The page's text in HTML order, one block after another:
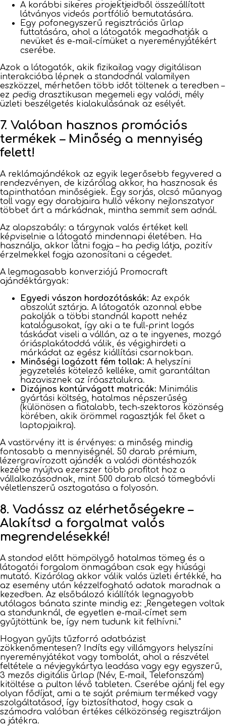
A korábbi sikeres projektjeidből összeállított
látványos videós portfólió bemutatására.
Egy pofonegyszerű regisztrációs űrlap
futtatására, ahol a látogatók megadhatják a
nevüket és e-mail-címüket a nyereményjátékért
cserébe.
Azok a látogatók, akik fizikailag vagy digitálisan
interakcióba lépnek a standodnál valamilyen
eszközzel, mérhetően több időt töltenek a teredben –
ez pedig drasztikusan megemeli egy valódi, mély
üzleti beszélgetés kialakulásának az esélyét.
7. Valóban hasznos promóciós
termékek – Minőség a mennyiség
felett!
A reklámajándékok az egyik legerősebb fegyvered a
rendezvényen, de kizárólag akkor, ha hasznosak és
tapinthatóan minőségiek. Egy sorjás, olcsó műanyag
toll vagy egy darabjaira hulló vékony nejlonszatyor
többet árt a márkádnak, mintha semmit sem adnál.
Az alapszabály: a tárgynak valós értéket kell
képviselnie a látogató mindennapi életében. Ha
használja, akkor látni fogja – ha pedig látja, pozitív
érzelmekkel fogja azonosítani a cégedet.
A legmagasabb konverziójú Promocraft
ajándéktárgyak:
Egyedi vászon hordozótáskák: Az expók
abszolút sztárja. A látogatók azonnal ebbe
pakolják a többi standnál kapott nehéz
katalógusokat, így aki a te full-print logós
táskádat viseli a vállán, az a te ingyenes, mozgó
óriásplakátoddá válik, és végighirdeti a
márkádat az egész kiállítási csarnokban.
Minőségi logózott fém tollak: A helyszíni
jegyzetelés kötelező kelléke, amit garantáltan
hazavisznek az íróasztalukra.
Dizájnos kontúrvágott matricák: Minimális
gyártási költség, hatalmas népszerűség
(különösen a fiatalabb, tech-szektoros közönség
körében, akik örömmel ragasztják fel őket a
laptopjaikra).
A vastörvény itt is érvényes: a minőség mindig
fontosabb a mennyiségnél. 50 darab prémium,
lézergravírozott ajándék a valódi döntéshozók
kezébe nyújtva ezerszer több profitot hoz a
vállalkozásodnak, mint 500 darab olcsó tömegbóvli
véletlenszerű osztogatása a folyosón.
8. Vadássz az elérhetőségekre –
Alakítsd a forgalmat valós
megrendelésekké!
A standod előtt hömpölygő hatalmas tömeg és a
látogatói forgalom önmagában csak egy hiúsági
mutató. Kizárólag akkor válik valós üzleti értékké, ha
az esemény után kézzelfogható adatok maradnak a
kezedben. Az elsőbálozó kiállítók legnagyobb
utólagos bánata szinte mindig ez: „Rengetegen voltak
a standunknál, de egyetlen e-mail-címet sem
gyűjtöttünk be, így nem tudunk kit felhívni."
Hogyan gyűjts tűzforró adatbázist
zökkenőmentesen? Indíts egy villámgyors helyszíni
nyereményjátékot vagy tombolát, ahol a részvétel
feltétele a névjegykártya leadása vagy egy egyszerű,
3 mezős digitális űrlap (Név, E-mail, Telefonszám)
kitöltése a pulton lévő tableten. Cserébe ajánlj fel egy
olyan fődíjat, ami a te saját prémium terméked vagy
szolgáltatásod, így biztosíthatod, hogy csak a
számodra valóban értékes célközönség regisztráljon
a játékra.